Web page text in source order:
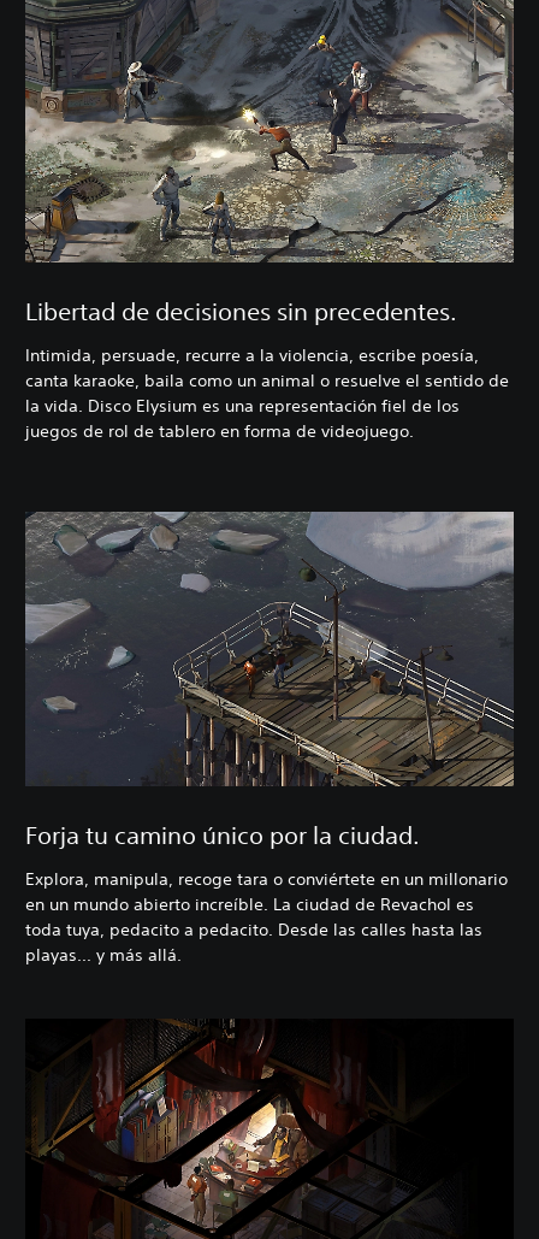
Libertad de decisiones sin precedentes.
Intimida, persuade, recurre a la violencia, escribe poesía,
canta karaoke, baila como un animal o resuelve el sentido de
la vida. Disco Elysium es una representación fiel de los
juegos de rol de tablero en forma de videojuego.
Forja tu camino único por la ciudad.
Explora, manipula, recoge tara o conviértete en un millonario
en un mundo abierto increíble. La ciudad de Revachol es
toda tuya, pedacito a pedacito. Desde las calles hasta las
playas... y más allá.